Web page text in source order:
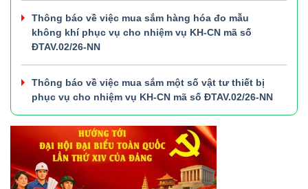
Thông báo về việc mua sắm hàng hóa đo mẫu
không khí phục vụ cho nhiệm vụ KH-CN mã số
ĐTAV.02/26-NN
Thông báo về việc mua sắm một số vật tư thiết bị
phục vụ cho nhiệm vụ KH-CN mã số ĐTAV.02/26-NN